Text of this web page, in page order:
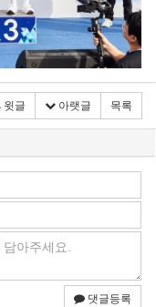
윗글 아랫글 목록
댓글등록